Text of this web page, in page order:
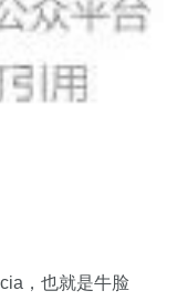
，也就是牛脸